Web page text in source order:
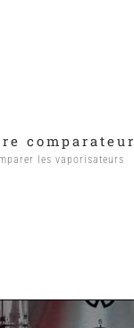
comparateur
les vaporisateurs